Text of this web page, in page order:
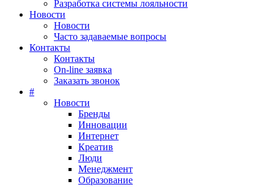
Разработка системы лояльности
Новости
Новости
Часто задаваемые вопросы
Контакты
Контакты
On-line заявка
Заказать звонок
#
Новости
Бренды
Инновации
Интернет
Креатив
Люди
Менеджмент
Образование